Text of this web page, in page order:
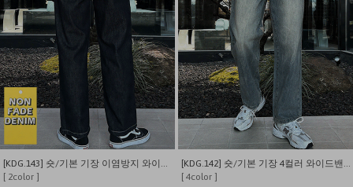
[KDG.143] 숏/기본 기장 이염방지 와이드밴딩 밑단스트링 생지 데님
[ 2color ]
[KDG.142] 숏/기본 기장 4컬러 와이드밴딩 밑단스트링 데님
[ 4color ]